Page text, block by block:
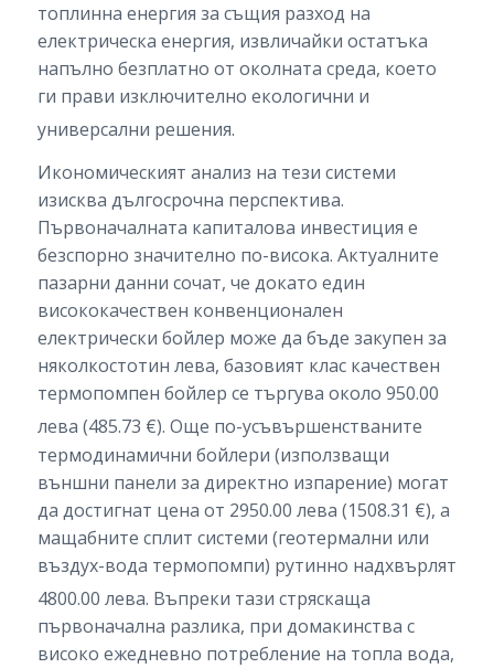
топлинна енергия за същия разход на
електрическа енергия, извличайки остатъка
напълно безплатно от околната среда, което
ги прави изключително екологични и
универсални решения.
Икономическият анализ на тези системи
изисква дългосрочна перспектива.
Първоначалната капиталова инвестиция е
безспорно значително по-висока. Актуалните
пазарни данни сочат, че докато един
висококачествен конвенционален
електрически бойлер може да бъде закупен за
няколкостотин лева, базовият клас качествен
термопомпен бойлер се търгува около 950.00
лева (485.73 €). Още по-усъвършенстваните
термодинамични бойлери (използващи
външни панели за директно изпарение) могат
да достигнат цена от 2950.00 лева (1508.31 €), а
мащабните сплит системи (геотермални или
въздух-вода термопомпи) рутинно надхвърлят
4800.00 лева. Въпреки тази стряскаща
първоначална разлика, при домакинства с
високо ежедневно потребление на топла вода,